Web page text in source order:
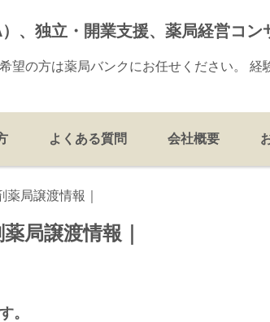
、独立・開業支援、薬局経営コン
望の方は薬局バンクにお任せください。 経
よくある質問 会社概要
薬局譲渡情報｜
局譲渡情報｜
。